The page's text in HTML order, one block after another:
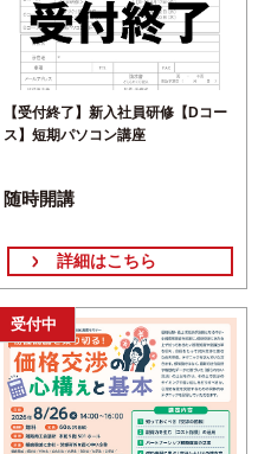
【受付終了】新入社員研修【Dコー
ス】短期パソコン講座
随時開講
詳細はこちら
受付中